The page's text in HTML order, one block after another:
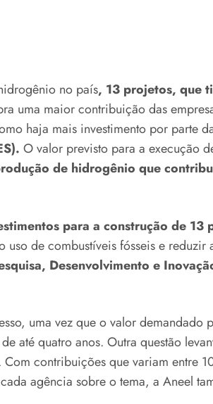
no país, 13 projetos, que
uma maior contribuição das
haja mais investimento por parte
O valor previsto para a execução
de hidrogênio que
para a construção de
de combustíveis fósseis e
Desenvolvimento e
uma vez que o valor
até quatro anos. Outra questão
contribuições que variam entre
agência sobre o tema, a Aneel